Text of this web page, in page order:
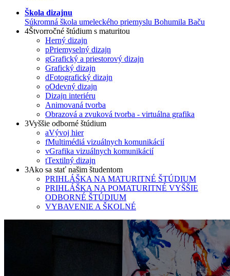
Škola dizajnu
Súkromná škola umeleckého priemyslu Bohumila Baču
4Štvorročné štúdium s maturitou
Herný dizajn
pPriemyselný dizajn
gGrafický a priestorový dizajn
Grafický dizajn
dFotografický dizajn
oOdevný dizajn
Dizajn interiéru
Animovaná tvorba
Obrazová a zvuková tvorba - virtuálna grafika
3Vyššie odborné štúdium
aVývoj hier
fMultimédiá vizuálnych komunikácií
vGrafika vizuálnych komunikácií
tTextilný dizajn
3Ako sa stať našim študentom
PRIHLÁŠKA NA MATURITNÉ ŠTÚDIUM
PRIHLÁŠKA NA POMATURITNÉ VYŠŠIE
ODBORNÉ ŠTÚDIUM
VYBAVENIE A ŠKOLNÉ